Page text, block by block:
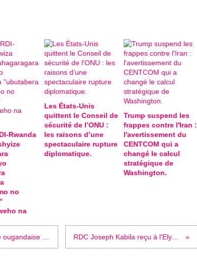
Rwanda
no
na
Les États-Unis
quittent le Conseil de
sécurité de l’ONU :
les raisons d’une
spectaculaire rupture
diplomatique.
Trump suspend les
frappes contre l'Iran :
l'avertissement du
CENTCOM qui a
changé le calcul
stratégique de
Washington.
RDC Joseph Kabila reçu à l'Elysée